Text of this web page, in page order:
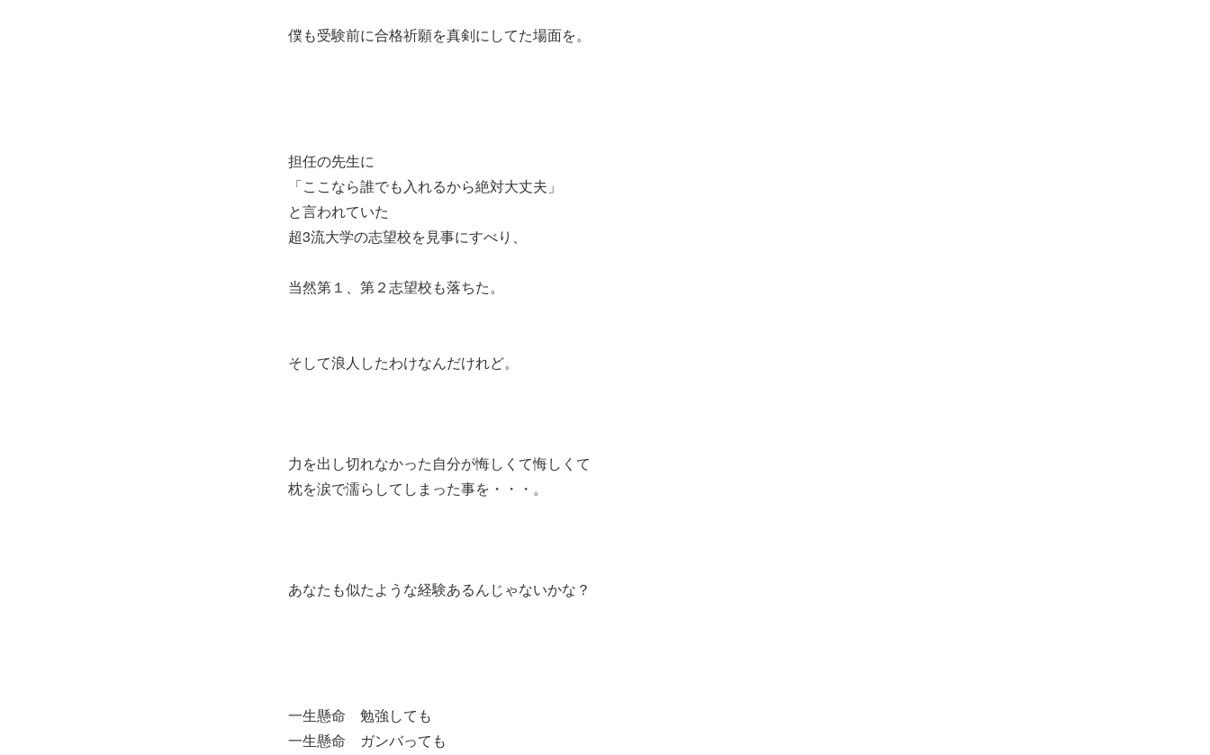
僕も受験前に合格祈願を真剣にしてた場面を。
担任の先生に
「ここなら誰でも入れるから絶対大丈夫」
と言われていた
超3流大学の志望校を見事にすべり、
当然第１、第２志望校も落ちた。
そして浪人したわけなんだけれど。
力を出し切れなかった自分が悔しくて悔しくて
枕を涙で濡らしてしまった事を・・・。
あなたも似たような経験あるんじゃないかな？
一生懸命 勉強しても
一生懸命 ガンバっても